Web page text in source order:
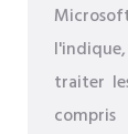
traiter